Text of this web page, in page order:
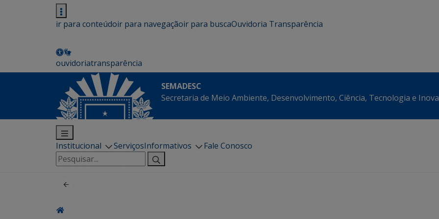
ir para conteúdoir para navegaçãoir para buscaOuvidoria Transparência
ouvidoriatransparência
SEMADESC
Secretaria de Meio Ambiente, Desenvolvimento, Ciência, Tecnologia e
Institucional ServiçosInformativos
Fale Conosco
Pesquisar
por: